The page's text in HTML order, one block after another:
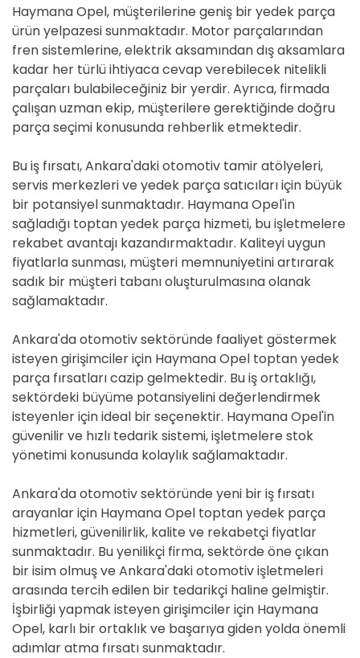
Haymana Opel, müşterilerine geniş bir yedek parça
ürün yelpazesi sunmaktadır. Motor parçalarından
fren sistemlerine, elektrik aksamından dış aksamlara
kadar her türlü ihtiyaca cevap verebilecek nitelikli
parçaları bulabileceğiniz bir yerdir. Ayrıca, firmada
çalışan uzman ekip, müşterilere gerektiğinde doğru
parça seçimi konusunda rehberlik etmektedir.
Bu iş fırsatı, Ankara'daki otomotiv tamir atölyeleri,
servis merkezleri ve yedek parça satıcıları için büyük
bir potansiyel sunmaktadır. Haymana Opel'in
sağladığı toptan yedek parça hizmeti, bu işletmelere
rekabet avantajı kazandırmaktadır. Kaliteyi uygun
fiyatlarla sunması, müşteri memnuniyetini artırarak
sadık bir müşteri tabanı oluşturulmasına olanak
sağlamaktadır.
Ankara'da otomotiv sektöründe faaliyet göstermek
isteyen girişimciler için Haymana Opel toptan yedek
parça fırsatları cazip gelmektedir. Bu iş ortaklığı,
sektördeki büyüme potansiyelini değerlendirmek
isteyenler için ideal bir seçenektir. Haymana Opel'in
güvenilir ve hızlı tedarik sistemi, işletmelere stok
yönetimi konusunda kolaylık sağlamaktadır.
Ankara'da otomotiv sektöründe yeni bir iş fırsatı
arayanlar için Haymana Opel toptan yedek parça
hizmetleri, güvenilirlik, kalite ve rekabetçi fiyatlar
sunmaktadır. Bu yenilikçi firma, sektörde öne çıkan
bir isim olmuş ve Ankara'daki otomotiv işletmeleri
arasında tercih edilen bir tedarikçi haline gelmiştir.
İşbirliği yapmak isteyen girişimciler için Haymana
Opel, karlı bir ortaklık ve başarıya giden yolda önemli
adımlar atma fırsatı sunmaktadır.